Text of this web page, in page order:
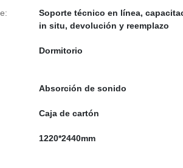
Soporte técnico en línea,
in situ, devolución y reemplazo
Dormitorio
Absorción de sonido
Caja de cartón
1220*2440mm